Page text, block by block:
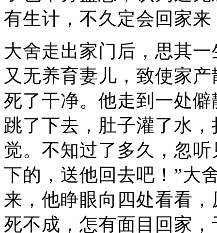
有生计，不久定会回家
大舍走出家门后，思其
又无养育妻儿，致使家
死了干净。他走到一处
跳了下去，肚子灌了水
觉。不知过了多久，忽
下的，送他回去吧！”大
来，他睁眼向四处看看
死不成，怎有面目回家